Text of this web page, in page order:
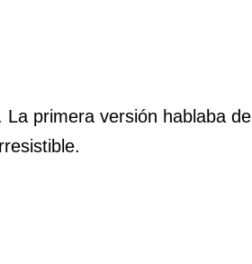
La primera versión hablaba de